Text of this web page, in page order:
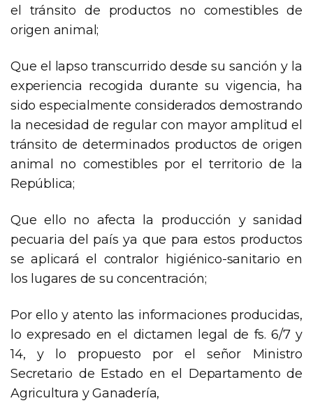
el tránsito de productos no comestibles de
origen animal;
Que el lapso transcurrido desde su sanción y la
experiencia recogida durante su vigencia, ha
sido especialmente considerados demostrando
la necesidad de regular con mayor amplitud el
tránsito de determinados productos de origen
animal no comestibles por el territorio de la
República;
Que ello no afecta la producción y sanidad
pecuaria del país ya que para estos productos
se aplicará el contralor higiénico-sanitario en
los lugares de su concentración;
Por ello y atento las informaciones producidas,
lo expresado en el dictamen legal de fs. 6/7 y
14, y lo propuesto por el señor Ministro
Secretario de Estado en el Departamento de
Agricultura y Ganadería,